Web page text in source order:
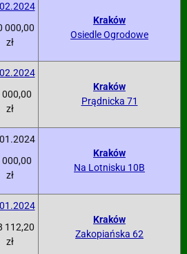
000,00
zł
Kraków
Osiedle Ogrodowe
000,00
zł
Kraków
Prądnicka 71
000,00
zł
Kraków
Na Lotnisku 10B
112,20
zł
Kraków
Zakopiańska 62